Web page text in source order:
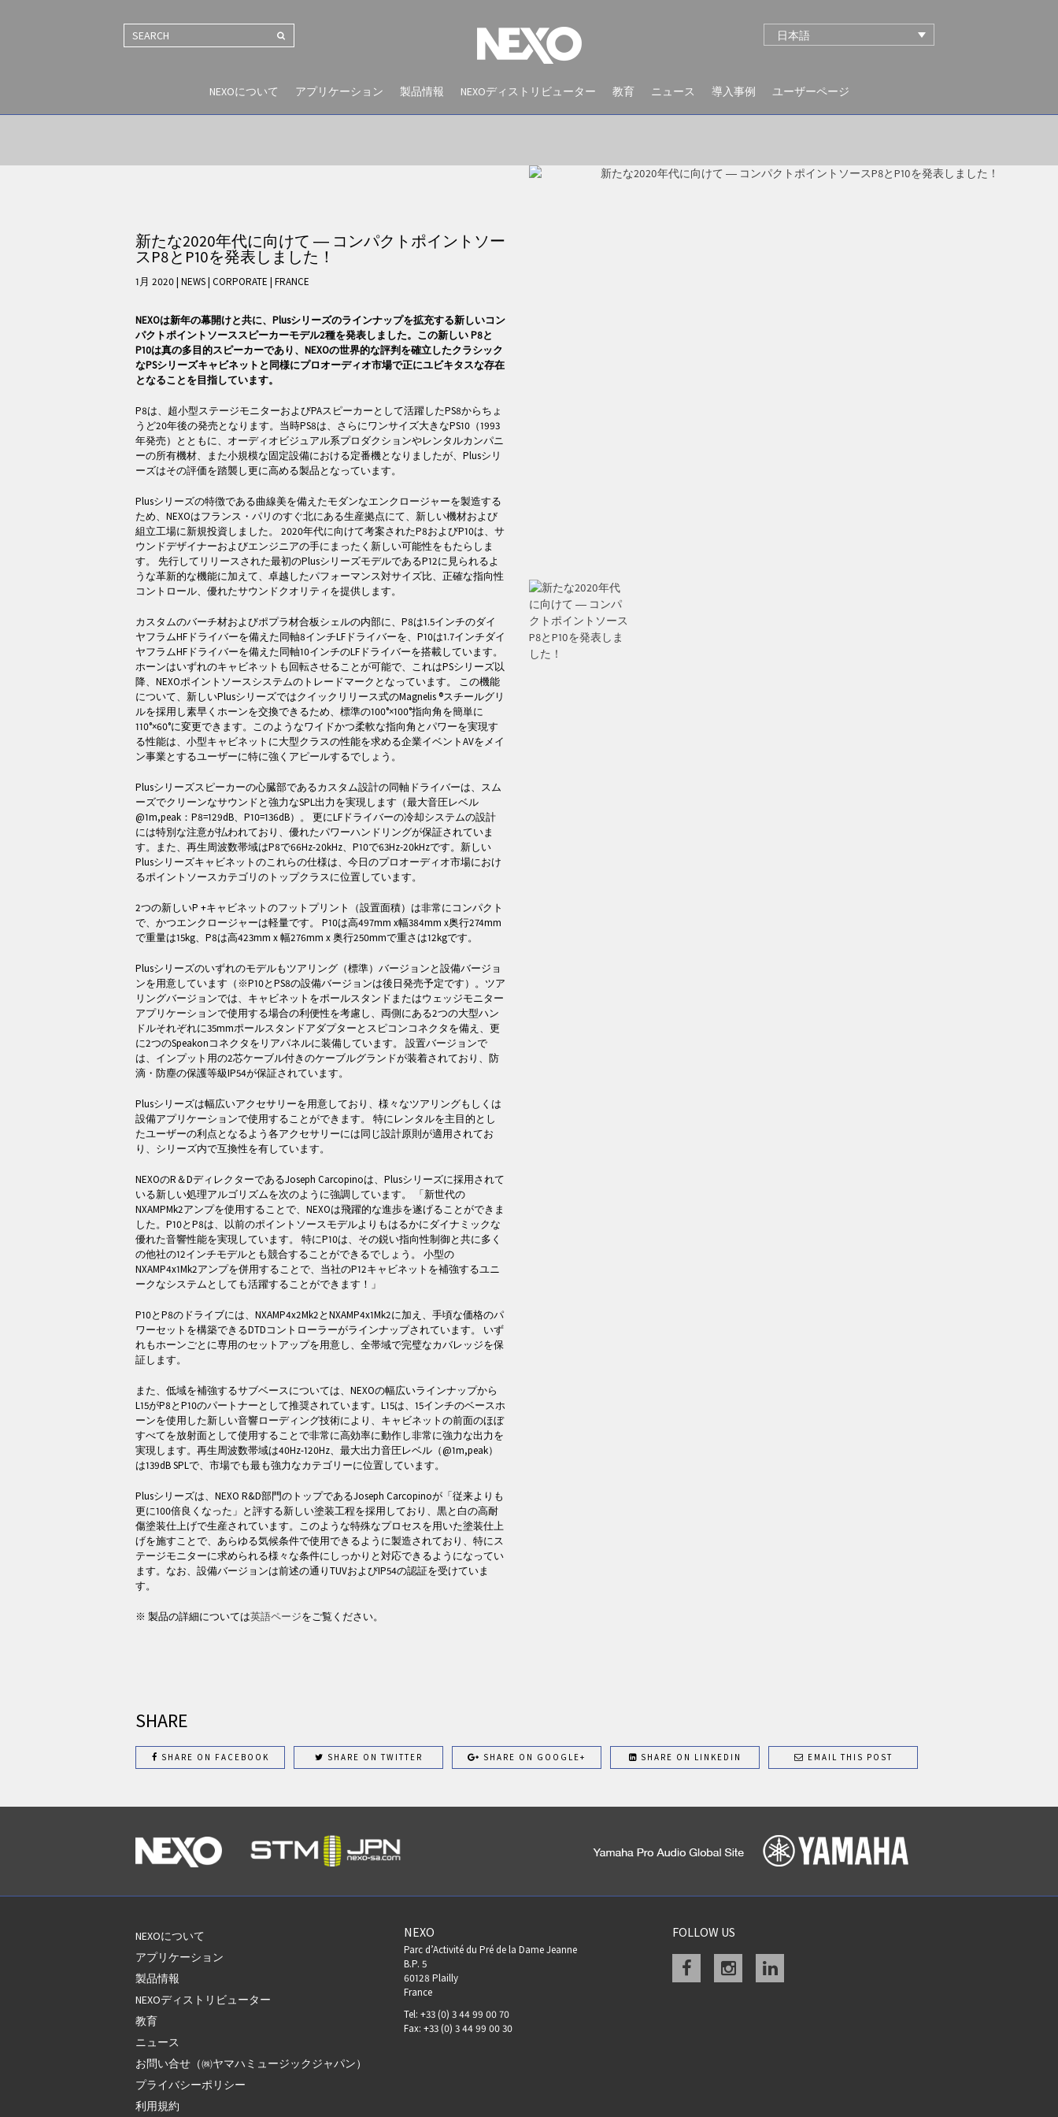
SEARCH 日本語
NEXOについて アプリケーション 製品情報 NEXOディストリビューター 教育 ニュース 導入事例 ユーザーページ
NEWS AND EVENTS
新たな2020年代に向けて ― コンパクトポイントソー
スP8とP10を発表しました！
1月 2020 | NEWS| CORPORATE | FRANCE
NEXOは新年の幕開けと共に、Plusシリーズのラインナップを拡充する新しいコン
パクトポイントソーススピーカーモデル2種を発表しました。この新しい P8と
P10は真の多目的スピーカーであり、NEXOの世界的な評判を確立したクラシック
なPSシリーズキャビネットと同様にプロオーディオ市場で正にユビキタスな存在
となることを目指しています。
P8は、超小型ステージモニターおよびPAスピーカーとして活躍したPS8からちょ
うど20年後の発売となります。当時PS8は、さらにワンサイズ大きなPS10（1993
年発売）とともに、オーディオビジュアル系プロダクションやレンタルカンパニ
ーの所有機材、また小規模な固定設備における定番機となりましたが、Plusシリ
ーズはその評価を踏襲し更に高める製品となっています。
Plusシリーズの特徴である曲線美を備えたモダンなエンクロージャーを製造する
ため、NEXOはフランス・パリのすぐ北にある生産拠点にて、新しい機材および
組立工場に新規投資しました。 2020年代に向けて考案されたP8およびP10は、サ
ウンドデザイナーおよびエンジニアの手にまったく新しい可能性をもたらしま
す。 先行してリリースされた最初のPlusシリーズモデルであるP12に見られるよ
うな革新的な機能に加えて、卓越したパフォーマンス対サイズ比、正確な指向性
コントロール、優れたサウンドクオリティを提供します。
カスタムのバーチ材およびポプラ材合板シェルの内部に、P8は1.5インチのダイ
ヤフラムHFドライバーを備えた同軸8インチLFドライバーを、P10は1.7インチダイ
ヤフラムHFドライバーを備えた同軸10インチのLFドライバーを搭載しています。
ホーンはいずれのキャビネットも回転させることが可能で、これはPSシリーズ以
降、NEXOポイントソースシステムのトレードマークとなっています。 この機能
について、新しいPlusシリーズではクイックリリース式のMagnelis ®スチールグリ
ルを採用し素早くホーンを交換できるため、標準の100°×100°指向角を簡単に
110°×60°に変更できます。このようなワイドかつ柔軟な指向角とパワーを実現す
る性能は、小型キャビネットに大型クラスの性能を求める企業イベントAVをメイ
ン事業とするユーザーに特に強くアピールするでしょう。
Plusシリーズスピーカーの心臓部であるカスタム設計の同軸ドライバーは、スム
ーズでクリーンなサウンドと強力なSPL出力を実現します（最大音圧レベル
@1m,peak：P8=129dB、P10=136dB）。 更にLFドライバーの冷却システムの設計
には特別な注意が払われており、優れたパワーハンドリングが保証されていま
す。また、再生周波数帯域はP8で66Hz-20kHz、P10で63Hz-20kHzです。新しい
Plusシリーズキャビネットのこれらの仕様は、今日のプロオーディオ市場におけ
るポイントソースカテゴリのトップクラスに位置しています。
2つの新しいP +キャビネットのフットプリント（設置面積）は非常にコンパクト
で、かつエンクロージャーは軽量です。 P10は高497mm x幅384mm x奥行274mm
で重量は15kg、P8は高423mm x 幅276mm x 奥行250mmで重さは12kgです。
Plusシリーズのいずれのモデルもツアリング（標準）バージョンと設備バージョ
ンを用意しています（※P10とPS8の設備バージョンは後日発売予定です）。ツア
リングバージョンでは、キャビネットをポールスタンドまたはウェッジモニター
アプリケーションで使用する場合の利便性を考慮し、両側にある2つの大型ハン
ドルそれぞれに35mmポールスタンドアダプターとスピコンコネクタを備え、更
に2つのSpeakonコネクタをリアパネルに装備しています。 設置バージョンで
は、インプット用の2芯ケーブル付きのケーブルグランドが装着されており、防
滴・防塵の保護等級IP54が保証されています。
Plusシリーズは幅広いアクセサリーを用意しており、様々なツアリングもしくは
設備アプリケーションで使用することができます。 特にレンタルを主目的とし
たユーザーの利点となるよう各アクセサリーには同じ設計原則が適用されてお
り、シリーズ内で互換性を有しています。
NEXOのR＆DディレクターであるJoseph Carcopinoは、Plusシリーズに採用されて
いる新しい処理アルゴリズムを次のように強調しています。 「新世代の
NXAMPMk2アンプを使用することで、NEXOは飛躍的な進歩を遂げることができま
した。P10とP8は、以前のポイントソースモデルよりもはるかにダイナミックな
優れた音響性能を実現しています。 特にP10は、その鋭い指向性制御と共に多く
の他社の12インチモデルとも競合することができるでしょう。 小型の
NXAMP4x1Mk2アンプを併用することで、当社のP12キャビネットを補強するユニ
ークなシステムとしても活躍することができます！」
P10とP8のドライブには、NXAMP4x2Mk2とNXAMP4x1Mk2に加え、手頃な価格のパ
ワーセットを構築できるDTDコントローラーがラインナップされています。 いず
れもホーンごとに専用のセットアップを用意し、全帯域で完璧なカバレッジを保
証します。
また、低域を補強するサブベースについては、NEXOの幅広いラインナップから
L15がP8とP10のパートナーとして推奨されています。L15は、15インチのベースホ
ーンを使用した新しい音響ローディング技術により、キャビネットの前面のほぼ
すべてを放射面として使用することで非常に高効率に動作し非常に強力な出力を
実現します。再生周波数帯域は40Hz-120Hz、最大出力音圧レベル（@1m,peak）
は139dB SPLで、市場でも最も強力なカテゴリーに位置しています。
Plusシリーズは、NEXO R&D部門のトップであるJoseph Carcopinoが「従来よりも
更に100倍良くなった」と評する新しい塗装工程を採用しており、黒と白の高耐
傷塗装仕上げで生産されています。このような特殊なプロセスを用いた塗装仕上
げを施すことで、あらゆる気候条件で使用できるように製造されており、特にス
テージモニターに求められる様々な条件にしっかりと対応できるようになってい
ます。なお、設備バージョンは前述の通りTUVおよびIP54の認証を受けていま
す。
※ 製品の詳細については英語ページをご覧ください。
SHARE
SHARE ON FACEBOOK SHARE ON TWITTER SHARE ON GOOGLE+ SHARE ON LINKEDIN EMAIL THIS POST
NEXOについて
アプリケーション
製品情報
NEXOディストリビューター
教育
ニュース
お問い合せ（㈱ヤマハミュージックジャパン）
プライバシーポリシー
利用規約
NEXO
Parc d’Activité du Pré de la Dame Jeanne
B.P. 5
60128 Plailly
France
Tel: +33 (0) 3 44 99 00 70
Fax: +33 (0) 3 44 99 00 30
FOLLOW US
Facebookinstagramlinkedin